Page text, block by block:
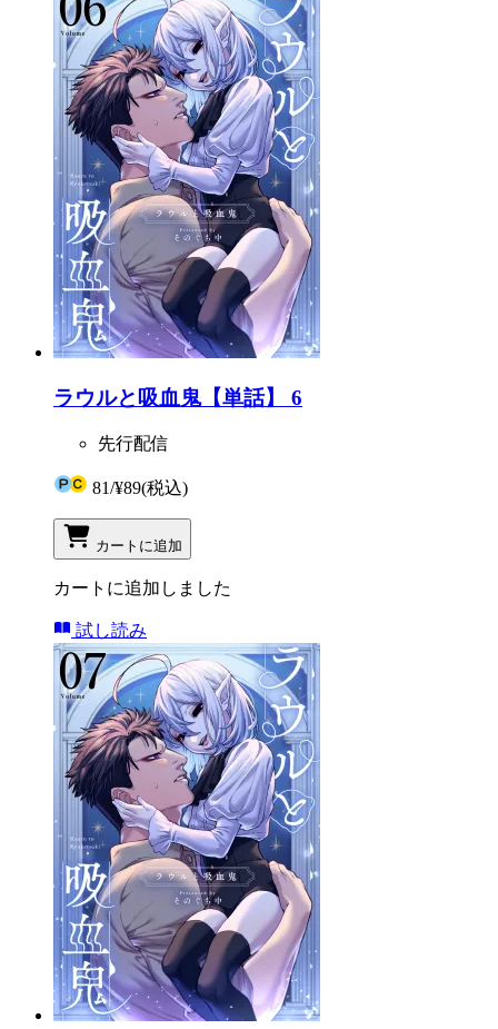
ラウルと吸血鬼【単話】 6
先行配信
81/¥89(税込)
カートに追加
カートに追加しました
試し読み